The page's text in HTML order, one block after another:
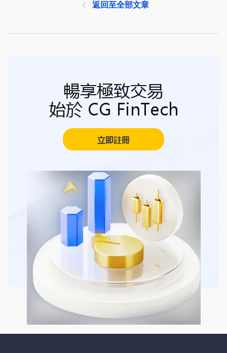
返回至全部文章
暢享極致交易
始於 CG FinTech
立即註冊